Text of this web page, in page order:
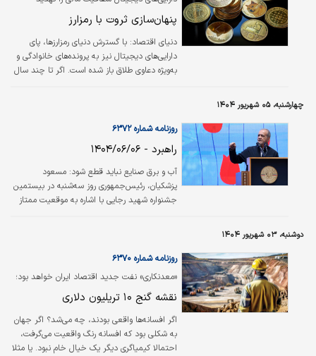
می‌کنند؟
پنهان‌سازی ثروت با رمزارز
دنیای اقتصاد: با گسترش دنیای رمزارزها، پای
دارایی‌های دیجیتال نیز به پرونده‌های خانوادگی و
به‌ویژه دعاوی طلاق باز شده است. اگر تا چند سال
سبد دارایی بسیاری از خانواده‌های ثروتمند هستند
اموال، جایگاه ویژه‌ای پیدا کرده‌اند. اما نکته
اینجاست که قوانین و رویه‌های سنتی حقوق
خانواده هنوز با پیچیدگی‌های رمزارزها همگام
نشده‌اند. در نتیجه وکلای خانواده با شرایطی…
چهارشنبه، ۰۵ شهریور ۱۴۰۴
روزنامه شماره ۶۳۷۲
راهبرد - ۱۴۰۴/۰۶/۰۶
آب و برق صنایع نباید قطع شود: مسعود
پزشکیان، رئیس‌جمهوری روز سه‌شنبه در بیستمین
جشنواره شهید رجایی با اشاره به موقعیت ممتاز
شمار می‌رویم، اما همچنان با گرفتاری‌های اقتصادی
و معیشتی روبه‌رو هستیم و اگر همچنان گرفتاریم،
اشکال در شیوه اداره و مصرف منابع است.
می‌توانیم این وضعیت را اصلاح کنیم، اما شرط آن
آغاز تغییر از خودمان است. پزشکیان تاکید کرد:
آب، برق و گاز…
دوشنبه، ۰۳ شهریور ۱۴۰۴
«معدنکاری» نفت جدید اقتصاد ایران خواهد بود؛
روزنامه شماره ۶۳۷۰
نقشه گنج ۱۰ تریلیون دلاری
اگر افسانه‌ها واقعی بودند، چه می‌شد؟ اگر جهان
به شکلی بود که افسانه رنگ واقعیت می‌گرفت،
احتمالا کیمیاگری دیگر یک خیال خام نبود. یا مثلا